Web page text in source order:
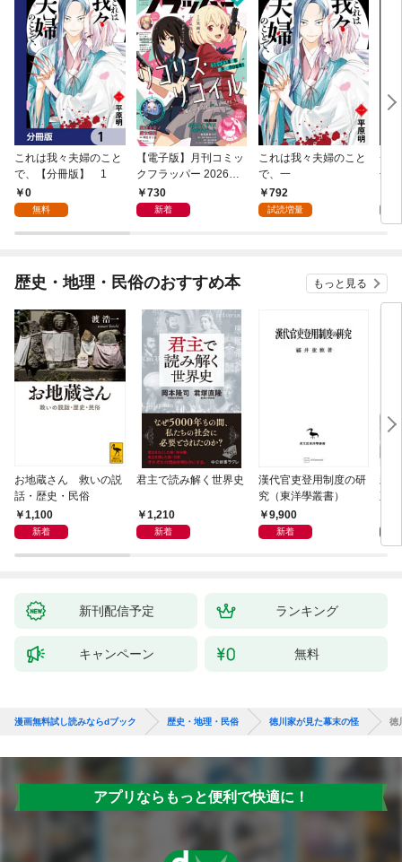
これは我々夫婦のこと
で、【分冊版】 1
0
無料
【電子版】月刊コミッ
クフラッパー 2026年9
月号730
新着
これは我々夫婦のこと
で、一
792
試読増量
チ
冊
歴史・地理・民俗のおすすめ本 もっと見る
お地蔵さん 救いの説
話・歴史・民俗
1,100
新着
君主で読み解く世界史
1,210
新着
漢代官吏登用制度の研
究（東洋學叢書）
9,900
新着
親
直
新刊配信予定 ランキング
キャンペーン 無料
漫画無料試し読みならdブック 歴史・地理・民俗 徳川家が見た幕末の怪 徳
アプリならもっと便利で快適に！